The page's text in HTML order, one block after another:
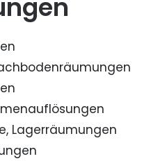
Lagerräumungen